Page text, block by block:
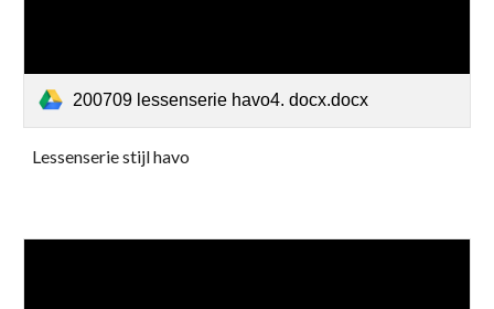
200709 lessenserie havo4. docx.docx
Lessenserie stijl havo